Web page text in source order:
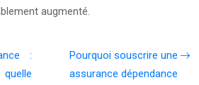
augmenté.
:
Pourquoi souscrire une
assurance dépendance